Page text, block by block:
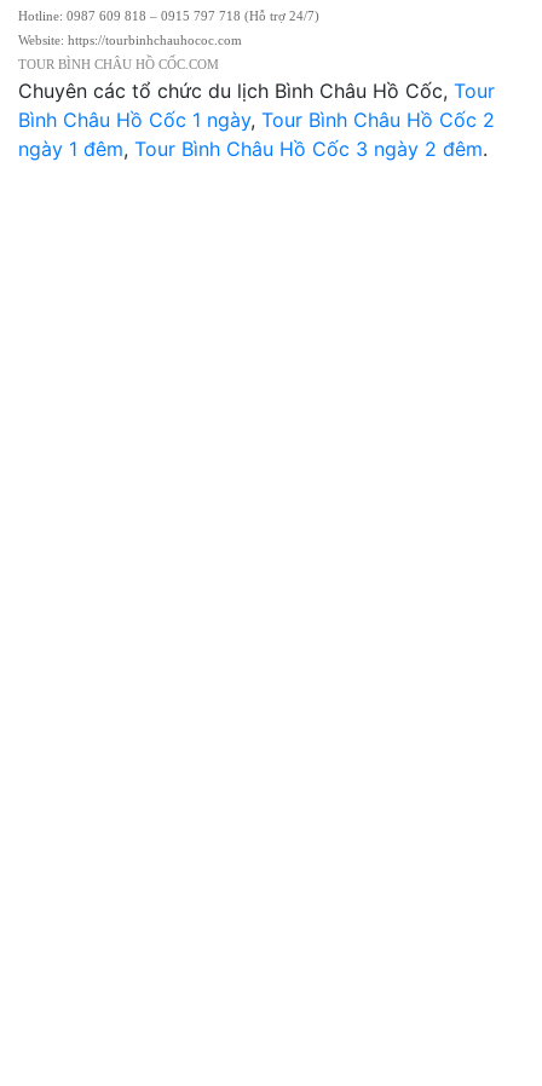
Hotline: 0987 609 818 – 0915 797 718 (Hỗ trợ 24/7)
Website: https://tourbinhchauhococ.com
TOUR BÌNH CHÂU HỒ CỐC.COM
Chuyên các tổ chức du lịch Bình Châu Hồ Cốc, Tour
Bình Châu Hồ Cốc 1 ngày, Tour Bình Châu Hồ Cốc 2
ngày 1 đêm, Tour Bình Châu Hồ Cốc 3 ngày 2 đêm.